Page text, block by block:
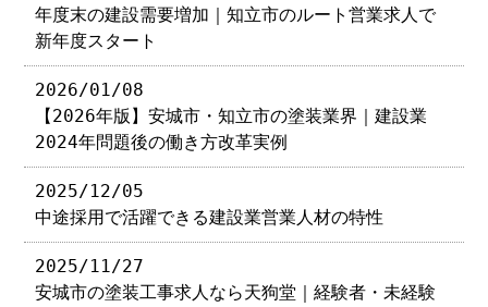
年度末の建設需要増加｜知立市のルート営業求人で
新年度スタート
2026/01/08
【2026年版】安城市・知立市の塗装業界｜建設業
2024年問題後の働き方改革実例
2025/12/05
中途採用で活躍できる建設業営業人材の特性
2025/11/27
安城市の塗装工事求人なら天狗堂｜経験者・未経験